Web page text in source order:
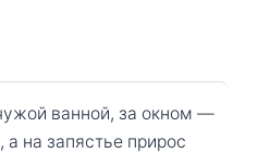
ванной, за окном —
на запястье прирос